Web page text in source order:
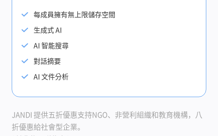
每成員擁有無上限儲存空間
生成式 AI
AI 智能搜尋
對話摘要
AI 文件分析
JANDI 提供五折優惠支持NGO、非營利組織和教育機構，八
折優惠給社會型企業。